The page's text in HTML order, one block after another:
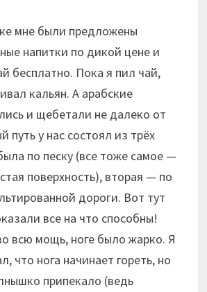
мне были предложены
напитки по дикой цене и
бесплатно. Пока я пил чай,
кальян. А арабские
и щебетали не далеко от
путь у нас состоял из трёх
по песку (все тоже самое —
поверхность), вторая — по
дороги. Вот тут
все на что способны!
всю мощь, ноге было жарко. Я
что нога начинает гореть, но
припекало (ведь